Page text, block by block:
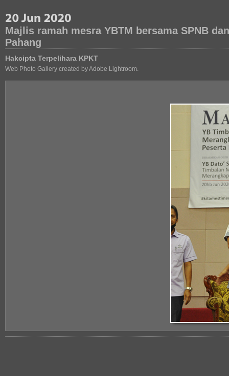
Majlis ramah mesra YBTM bersama SPNB
Pahang
Hakcipta Terpelihara KPKT
Web Photo Gallery created by Adobe Lightroom.